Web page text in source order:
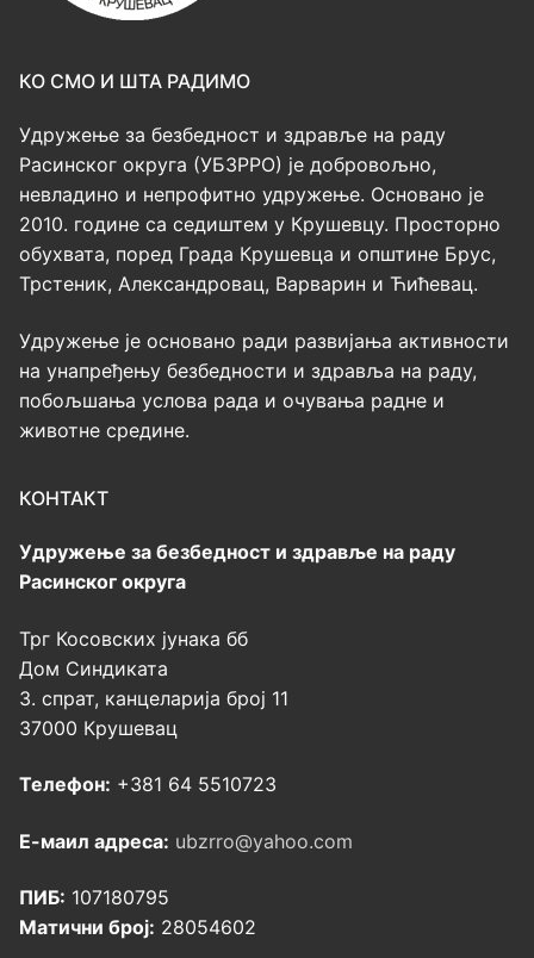
КО СМО И ШТА РАДИМО
Удружење за безбедност и здравље на раду
Расинског округа (УБЗРРО) је добровољно,
невладино и непрофитно удружење. Основано је
2010. године са седиштем у Крушевцу. Просторно
обухвата, поред Града Крушевца и општине Брус,
Трстеник, Александровац, Варварин и Ћићевац.
Удружење је основано ради развијања активности
на унапређењу безбедности и здравља на раду,
побољшања услова рада и очувања радне и
животне средине.
КОНТАКТ
Удружење за безбедност и здравље на раду
Расинског округа
Трг Косовских јунака бб
Дом Синдиката
3. спрат, канцеларија број 11
37000 Крушевац
Телефон: +381 64 5510723
Е-маил адреса: ubzrro@yahoo.com
ПИБ: 107180795
Матични број: 28054602